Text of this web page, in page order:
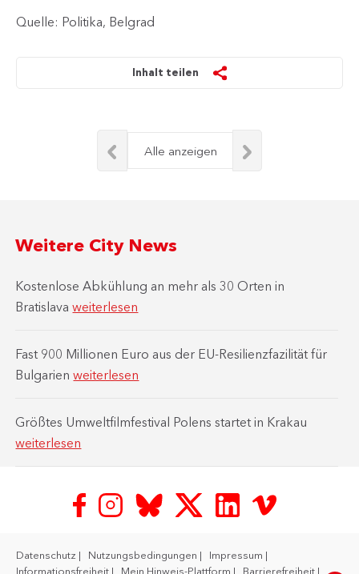
Quelle: Politika, Belgrad
Inhalt teilen
Alle anzeigen
Weitere City News
Kostenlose Abkühlung an mehr als 30 Orten in
Bratislavaweiterlesen
Fast 900 Millionen Euro aus der EU-Resilienzfazilität für
Bulgarienweiterlesen
Größtes Umweltfilmfestival Polens startet in Krakau
weiterlesen
Datenschutz Nutzungsbedingungen
Impressum
Informationsfreiheit
Mein Hinweis-Plattform Barrierefreiheit